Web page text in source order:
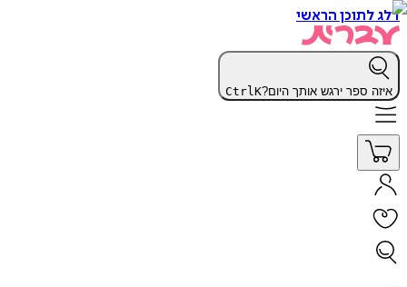
דלג לתוכן הראשי
איזה ספר ירגש אותך היום? CtrlK